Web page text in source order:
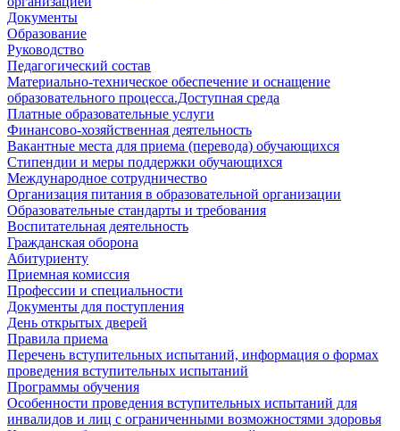
Документы
Образование
Руководство
Педагогический состав
Материально-техническое обеспечение и оснащение
образовательного процесса.Доступная среда
Платные образовательные услуги
Финансово-хозяйственная деятельность
Вакантные места для приема (перевода) обучающихся
Стипендии и меры поддержки обучающихся
Международное сотрудничество
Организация питания в образовательной организации
Образовательные стандарты и требования
Воспитательная деятельность
Гражданская оборона
Абитуриенту
Приемная комиссия
Профессии и специальности
Документы для поступления
День открытых дверей
Правила приема
Перечень вступительных испытаний, информация о формах
проведения вступительных испытаний
Программы обучения
Особенности проведения вступительных испытаний для
инвалидов и лиц с ограниченными возможностями здоровья